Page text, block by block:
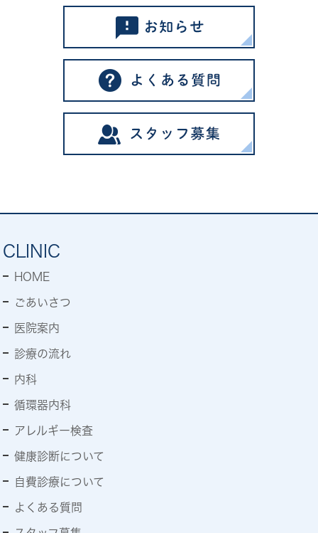
CLINIC
HOME
ごあいさつ
医院案内
診療の流れ
内科
循環器内科
アレルギー検査
健康診断について
自費診療について
よくある質問